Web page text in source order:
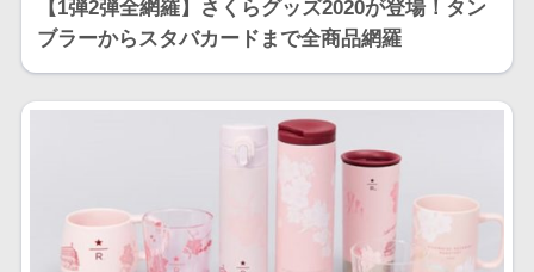
【1弾2弾全網羅】さくらグッズ2020が登場！タン
ブラーからスタバカードまで全商品網羅